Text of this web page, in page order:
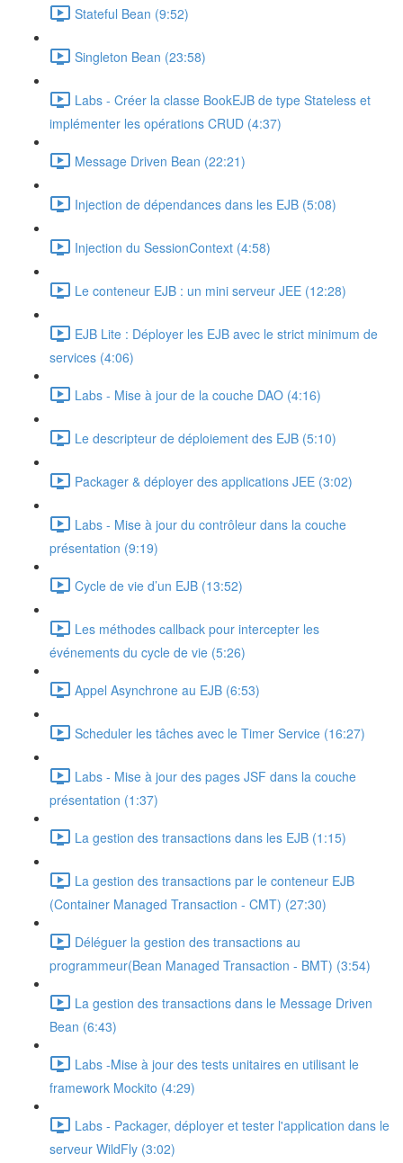
Stateful Bean (9:52)
Singleton Bean (23:58)
Labs - Créer la classe BookEJB de type Stateless et
implémenter les opérations CRUD (4:37)
Message Driven Bean (22:21)
Injection de dépendances dans les EJB (5:08)
Injection du SessionContext (4:58)
Le conteneur EJB : un mini serveur JEE (12:28)
EJB Lite : Déployer les EJB avec le strict minimum de
services (4:06)
Labs - Mise à jour de la couche DAO (4:16)
Le descripteur de déploiement des EJB (5:10)
Packager & déployer des applications JEE (3:02)
Labs - Mise à jour du contrôleur dans la couche
présentation (9:19)
Cycle de vie d’un EJB (13:52)
Les méthodes callback pour intercepter les
événements du cycle de vie (5:26)
Appel Asynchrone au EJB (6:53)
Scheduler les tâches avec le Timer Service (16:27)
Labs - Mise à jour des pages JSF dans la couche
présentation (1:37)
La gestion des transactions dans les EJB (1:15)
La gestion des transactions par le conteneur EJB
(Container Managed Transaction - CMT) (27:30)
Déléguer la gestion des transactions au
programmeur(Bean Managed Transaction - BMT) (3:54)
La gestion des transactions dans le Message Driven
Bean (6:43)
Labs -Mise à jour des tests unitaires en utilisant le
framework Mockito (4:29)
Labs - Packager, déployer et tester l'application dans le
serveur WildFly (3:02)